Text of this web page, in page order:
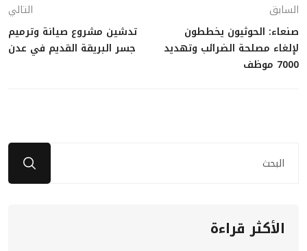
السابق
صنعاء: الحوثيون يخططون
لإلغاء مصلحة الضرائب وتهديد
7000 موظف
التالي
تدشين مشروع صيانة وترميم
جسر البريقة القديم في عدن
الأكثر قراءة